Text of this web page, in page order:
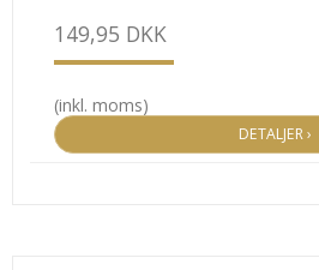
149,95 DKK
(inkl. moms)
DETALJER ›